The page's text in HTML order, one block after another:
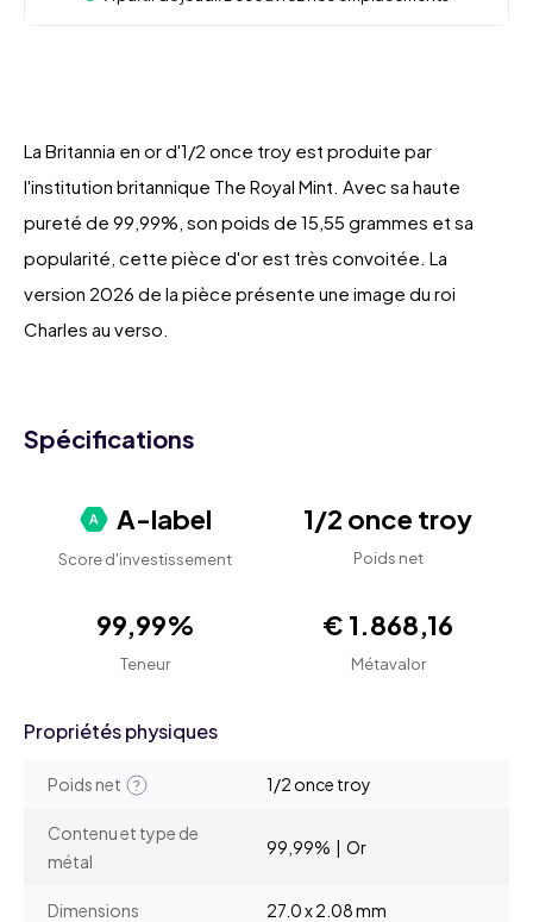
La Britannia en or d'1/2 once troy est produite par
l'institution britannique The Royal Mint. Avec sa haute
pureté de 99,99%, son poids de 15,55 grammes et sa
popularité, cette pièce d'or est très convoitée. La
version 2026 de la pièce présente une image du roi
Charles au verso.
Spécifications
A-label
Score d'investissement
1/2 once troy
Poids net
99,99%
Teneur
€ 1.868,16
Métavalor
Propriétés physiques
Poids net 1/2 once troy
Contenu et type de
métal
99,99% | Or
Dimensions 27.0 x 2.08 mm